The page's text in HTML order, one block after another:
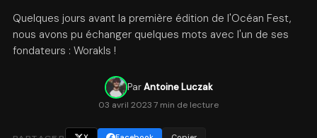
Quelques jours avant la première édition de l'Océan Fest,
nous avons pu échanger quelques mots avec l'un de ses
fondateurs : Worakls !
ParAntoine Luczak
03 avril 20237 min de lecture